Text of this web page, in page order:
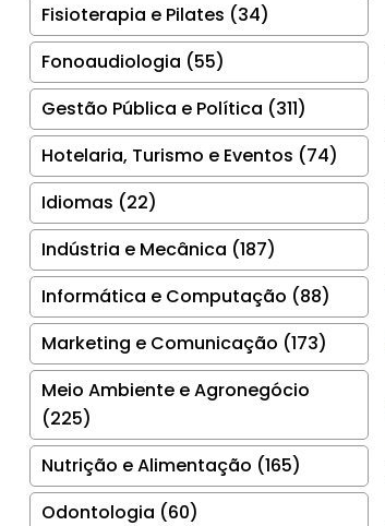
Fisioterapia e Pilates (34)
Fonoaudiologia (55)
Gestão Pública e Política (311)
Hotelaria, Turismo e Eventos (74)
Idiomas (22)
Indústria e Mecânica (187)
Informática e Computação (88)
Marketing e Comunicação (173)
Meio Ambiente e Agronegócio
(225)
Nutrição e Alimentação (165)
Odontologia (60)